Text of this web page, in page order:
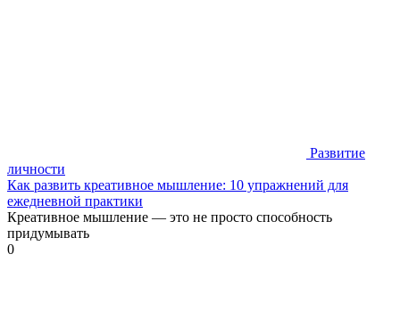
Развитие
личности
Как развить креативное мышление: 10 упражнений для
ежедневной практики
Креативное мышление — это не просто способность
придумывать
0